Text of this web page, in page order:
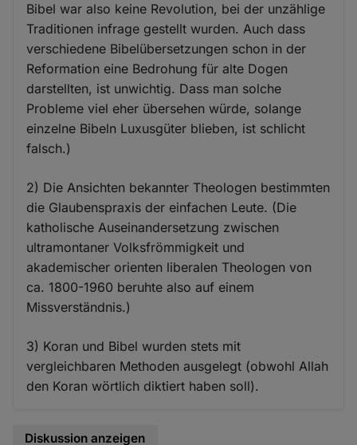
Bibel war also keine Revolution, bei der unzählige
Traditionen infrage gestellt wurden. Auch dass
verschiedene Bibelübersetzungen schon in der
Reformation eine Bedrohung für alte Dogen
darstellten, ist unwichtig. Dass man solche
Probleme viel eher übersehen würde, solange
einzelne Bibeln Luxusgüter blieben, ist schlicht
falsch.)
2) Die Ansichten bekannter Theologen bestimmten
die Glaubenspraxis der einfachen Leute. (Die
katholische Auseinandersetzung zwischen
ultramontaner Volksfrömmigkeit und
akademischer orienten liberalen Theologen von
ca. 1800-1960 beruhte also auf einem
Missverständnis.)
3) Koran und Bibel wurden stets mit
vergleichbaren Methoden ausgelegt (obwohl Allah
den Koran wörtlich diktiert haben soll).
Diskussion anzeigen